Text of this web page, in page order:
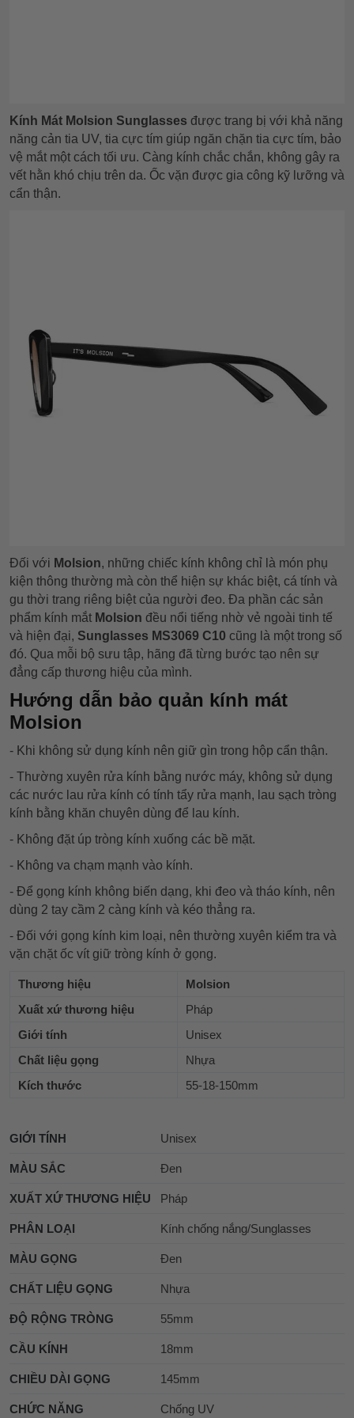
Kính Mát Molsion Sunglasses được trang bị với khả năng
năng cản tia UV, tia cực tím giúp ngăn chặn tia cực tím, bảo
vệ mắt một cách tối ưu. Càng kính chắc chắn, không gây ra
vết hằn khó chịu trên da. Ốc vặn được gia công kỹ lưỡng và
cẩn thận.
Đối với Molsion, những chiếc kính không chỉ là món phụ
kiện thông thường mà còn thể hiện sự khác biệt, cá tính và
gu thời trang riêng biệt của người đeo. Đa phần các sản
phẩm kính mắt Molsion đều nổi tiếng nhờ vẻ ngoài tinh tế
và hiện đại, Sunglasses MS3069 C10 cũng là một trong số
đó. Qua mỗi bộ sưu tập, hãng đã từng bước tạo nên sự
đẳng cấp thương hiệu của mình.
Hướng dẫn bảo quản kính mát
Molsion
- Khi không sử dụng kính nên giữ gìn trong hộp cẩn thận.
- Thường xuyên rửa kính bằng nước máy, không sử dụng
các nước lau rửa kính có tính tẩy rửa mạnh, lau sạch tròng
kính bằng khăn chuyên dùng để lau kính.
- Không đặt úp tròng kính xuống các bề mặt.
- Không va chạm mạnh vào kính.
- Để gọng kính không biến dạng, khi đeo và tháo kính, nên
dùng 2 tay cầm 2 càng kính và kéo thẳng ra.
- Đối với gọng kính kim loại, nên thường xuyên kiểm tra và
vặn chặt ốc vít giữ tròng kính ở gọng.
Thương hiệu
Molsion
Xuất xứ thương hiệu
Pháp
Giới tính
Unisex
Chất liệu gọng
Nhựa
Kích thước
55-18-150mm
GIỚI TÍNH Unisex
MÀU SẮC Đen
XUẤT XỨ THƯƠNG HIỆU Pháp
PHÂN LOẠI Kính chống nắng/Sunglasses
MÀU GỌNG Đen
CHẤT LIỆU GỌNG Nhựa
ĐỘ RỘNG TRÒNG 55mm
CẦU KÍNH 18mm
CHIỀU DÀI GỌNG 145mm
CHỨC NĂNG Chống UV